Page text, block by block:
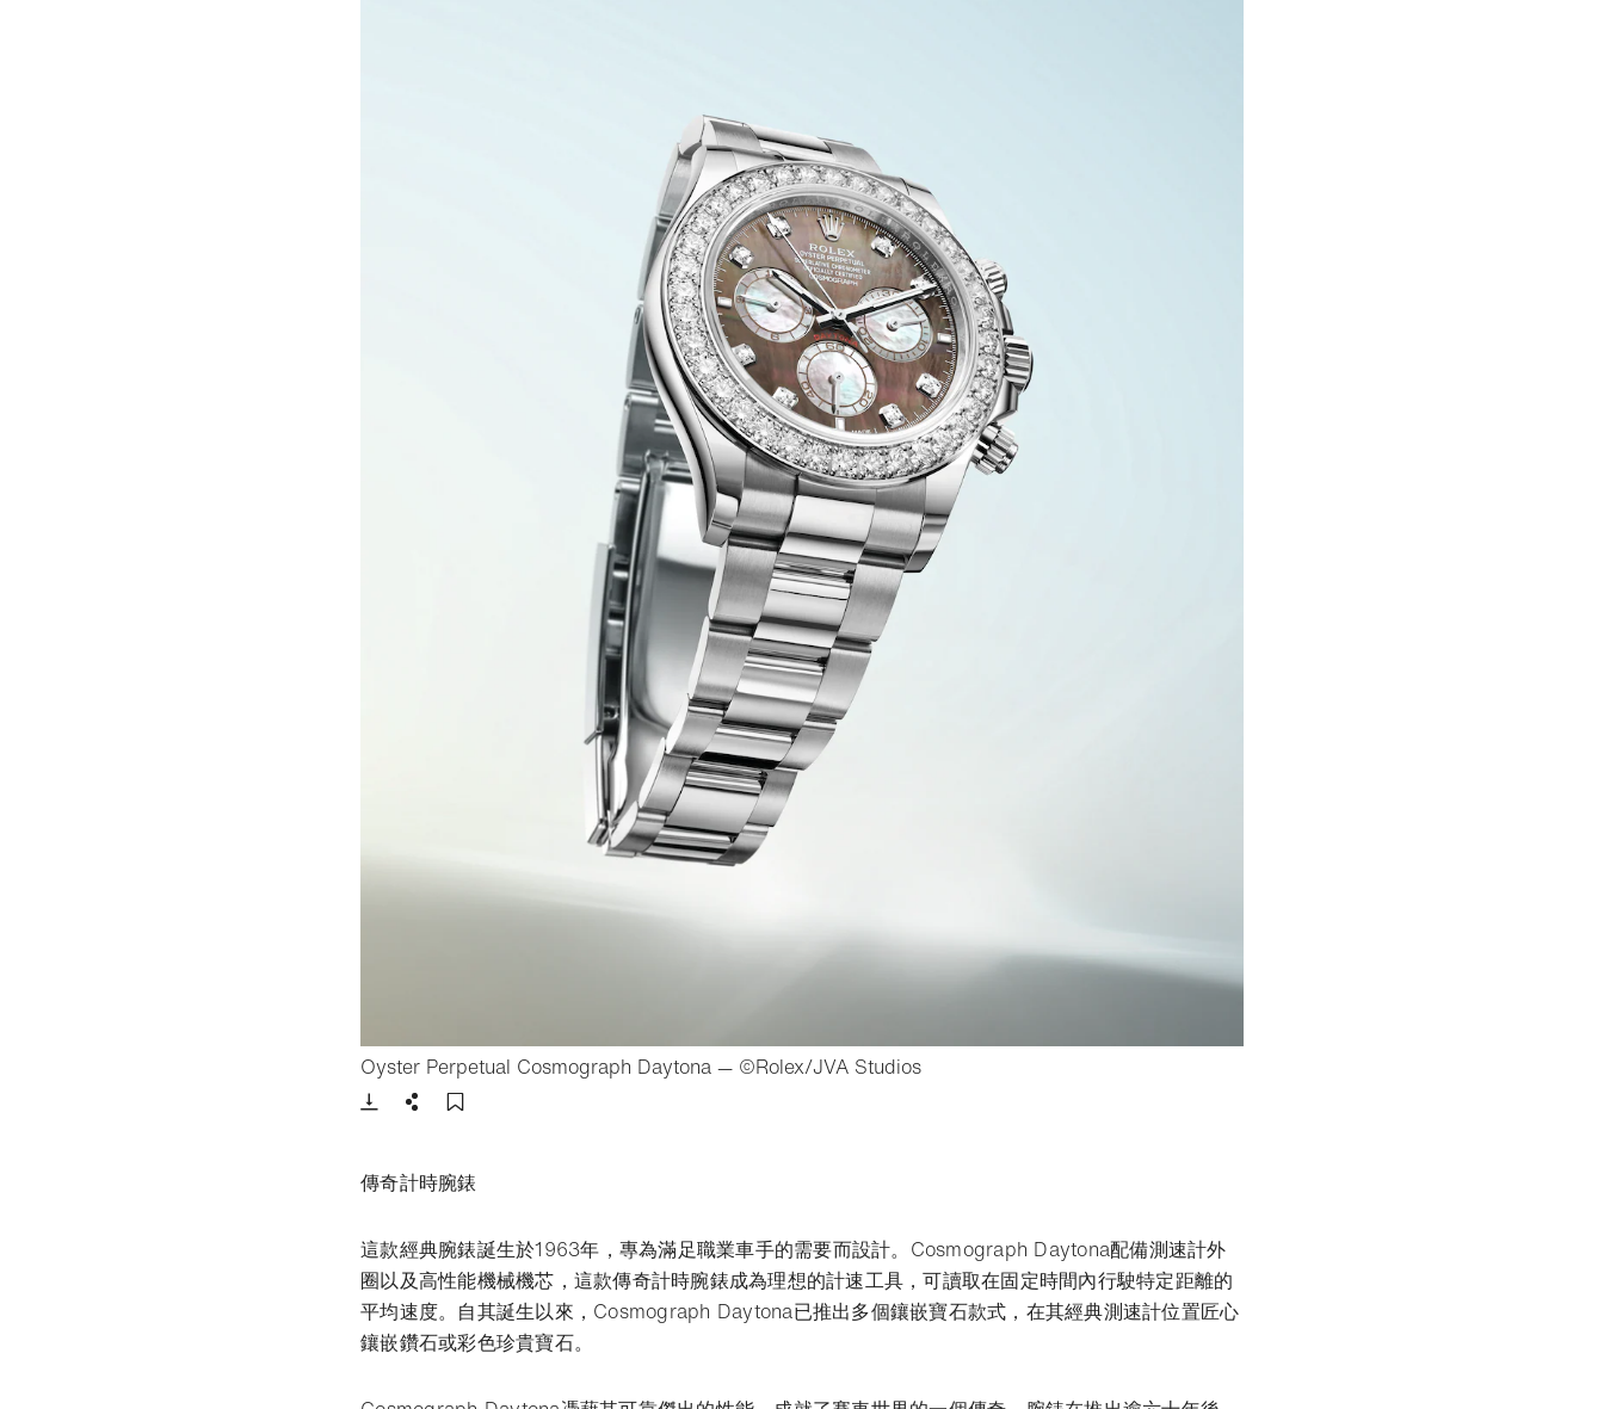
Oyster Perpetual Cosmograph Daytona — ©Rolex/JVA Studios- 打開lightbox
下載
分享
傳奇計時腕錶
這款經典腕錶誕生於1963年，專為滿足職業車手的需要而設計。Cosmograph Daytona配備測速計外
圈以及高性能機械機芯，這款傳奇計時腕錶成為理想的計速工具，可讀取在固定時間內行駛特定距離的
平均速度。自其誕生以來，Cosmograph Daytona已推出多個鑲嵌寶石款式，在其經典測速計位置匠心
鑲嵌鑽石或彩色珍貴寶石。